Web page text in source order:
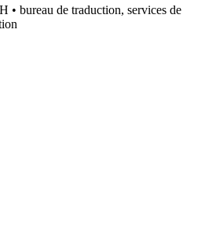
bureau de traduction, services de